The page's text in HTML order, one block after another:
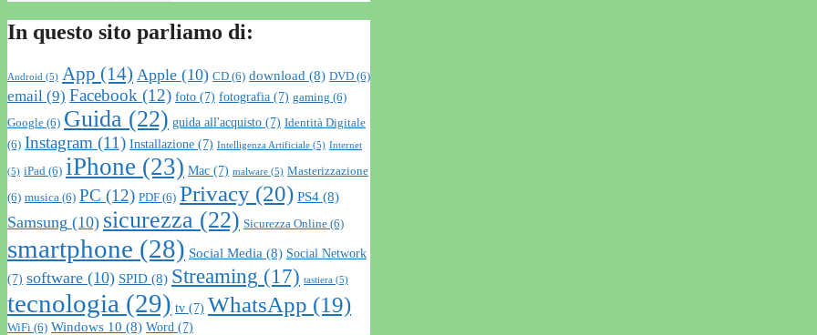
In questo sito parliamo di:
Android (5) App (14) Apple (10) CD (6) download (8) DVD (6)
email (9) Facebook (12) foto (7) fotografia (7) gaming (6)
Google (6) Guida (22) guida all'acquisto (7) Identità Digitale
(6) Instagram (11) Installazione (7) Intelligenza Artificiale (5) Internet
(5) iPad (6) iPhone (23) Mac (7) malware (5) Masterizzazione
(6) musica (6) PC (12) PDF (6) Privacy (20) PS4 (8)
Samsung (10) sicurezza (22) Sicurezza Online (6)
smartphone (28) Social Media (8) Social Network
(7) software (10) SPID (8) Streaming (17) tastiera (5)
tecnologia (29) tv (7) WhatsApp (19)
WiFi (6) Windows 10 (8) Word (7)